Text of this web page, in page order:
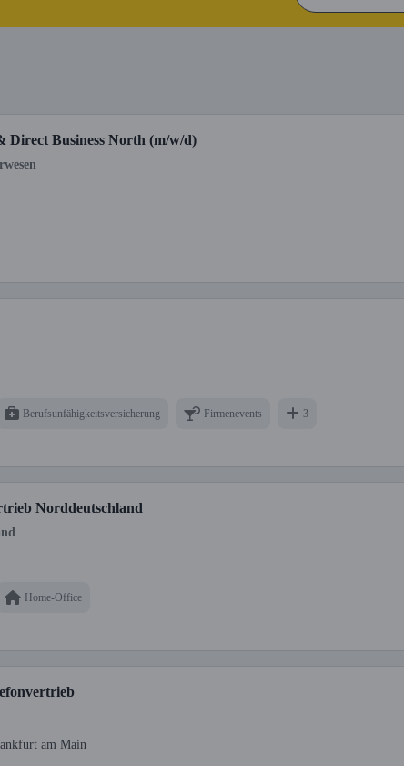
Direct Business North (m/w/d)
Berufsunfähigkeitsversicherung Firmenevents 3
Norddeutschland
Home-Office
am Main